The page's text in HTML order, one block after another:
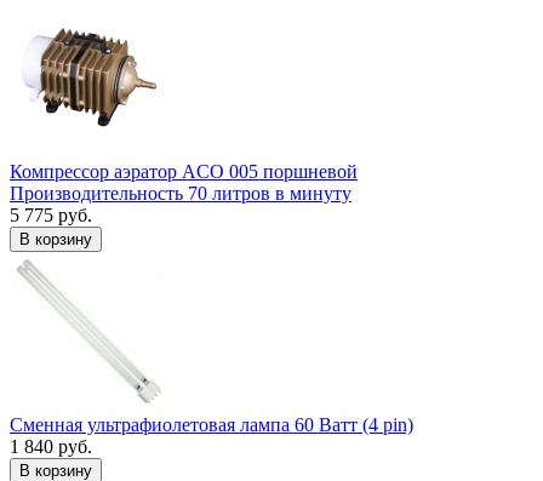
Компрессор аэратор ACO 005 поршневой
Производительность 70 литров в минуту
5 775 руб.
В корзину
Сменная ультрафиолетовая лампа 60 Ватт (4 pin)
1 840 руб.
В корзину